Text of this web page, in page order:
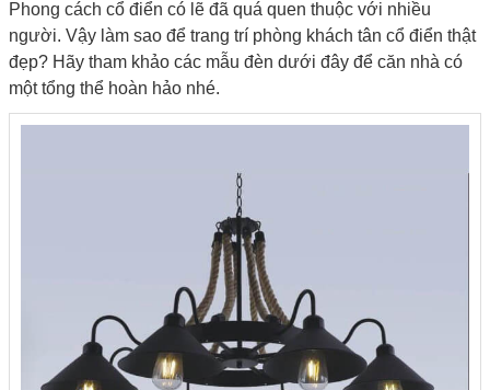
Phong cách cổ điển có lẽ đã quá quen thuộc với nhiều
người. Vậy làm sao để trang trí phòng khách tân cổ điển thật
đẹp? Hãy tham khảo các mẫu đèn dưới đây để căn nhà có
một tổng thể hoàn hảo nhé.